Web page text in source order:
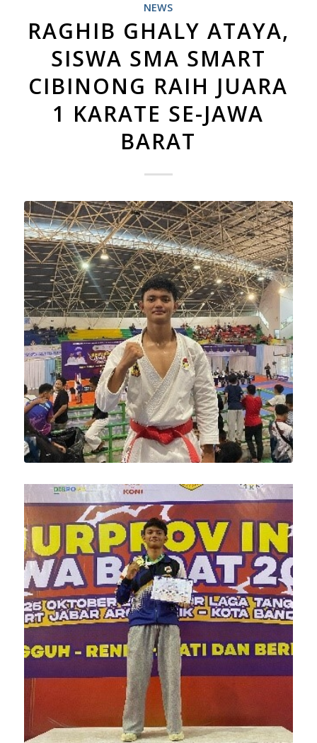
NEWS
RAGHIB GHALY ATAYA,
SISWA SMA SMART
CIBINONG RAIH JUARA
1 KARATE SE-JAWA
BARAT